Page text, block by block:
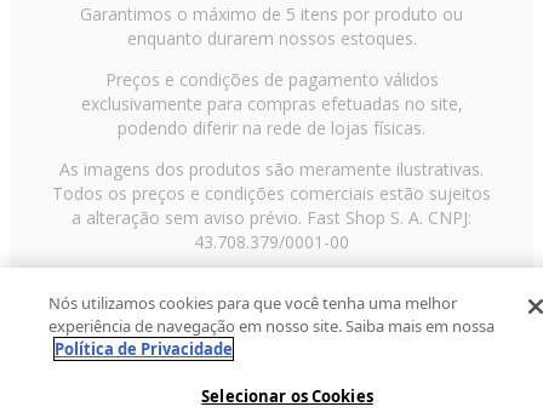
Garantimos o máximo de 5 itens por produto ou
enquanto durarem nossos estoques.
Preços e condições de pagamento válidos
exclusivamente para compras efetuadas no site,
podendo diferir na rede de lojas físicas.
As imagens dos produtos são meramente ilustrativas.
Todos os preços e condições comerciais estão sujeitos
a alteração sem aviso prévio. Fast Shop S. A. CNPJ:
43.708.379/0001-00
Paulo/SP, CEP 02029-001, Telefone: 11 3003-3728 ©
2013 Fast Shop - Todos os direitos reservadosRF
Nós utilizamos cookies para que você tenha uma melhor
experiência de navegação em nosso site. Saiba mais em nossa
Política de Privacidade
Selecionar os Cookies